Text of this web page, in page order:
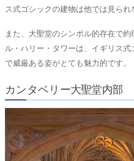
ス式ゴシックの建物は他では見られ
また、大聖堂のシンボル的存在で
ル・ハリー・タワーは、イギリス
で威厳ある姿がとても魅力的です。
カンタベリー大聖堂内部